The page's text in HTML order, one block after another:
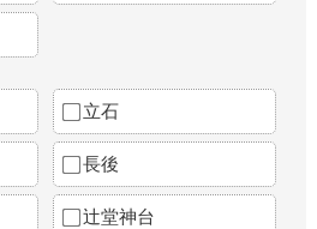
立石
長後
辻堂神台